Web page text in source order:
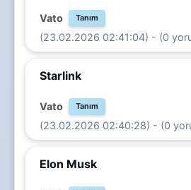
Vato Tanım
(23.02.2026 02:41:04) - (0
Starlink
Vato Tanım
(23.02.2026 02:40:28) - (0
Elon Musk